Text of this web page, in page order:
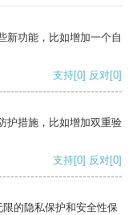
新功能，比如增加一个自
支持[0] 反对[0]
护措施，比如增加双重验
支持[0] 反对[0]
的隐私保护和安全性保